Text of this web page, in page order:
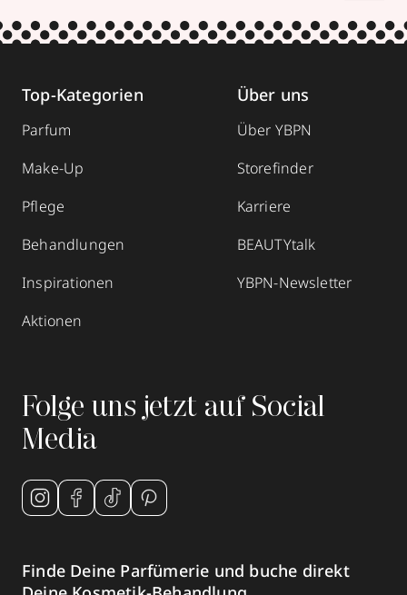
Top-Kategorien
Parfum
Make-Up
Pflege
Behandlungen
Inspirationen
Aktionen
Über uns
Über YBPN
Storefinder
Karriere
BEAUTYtalk
YBPN-Newsletter
Folge uns jetzt auf Social
Media
Finde Deine Parfümerie und buche direkt